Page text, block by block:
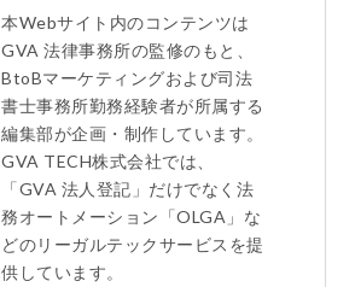
本Webサイト内のコンテンツは
GVA 法律事務所の監修のもと、
BtoBマーケティングおよび司法
書士事務所勤務経験者が所属する
編集部が企画・制作しています。
GVA TECH株式会社では、
「GVA 法人登記」だけでなく法
務オートメーション「OLGA」な
どのリーガルテックサービスを提
供しています。